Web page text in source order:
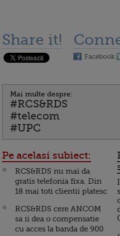
Share it!
Facebook
Mai multe despre:
#RCS&RDS
#telecom
#UPC
Pe acelasi subiect:
RCS&RDS nu mai da
gratis telefonia fixa. Din
18 mai toti clientii platesc
RCS&RDS cere ANCOM
sa ii dea o compensatie
cu acces la banda de 900